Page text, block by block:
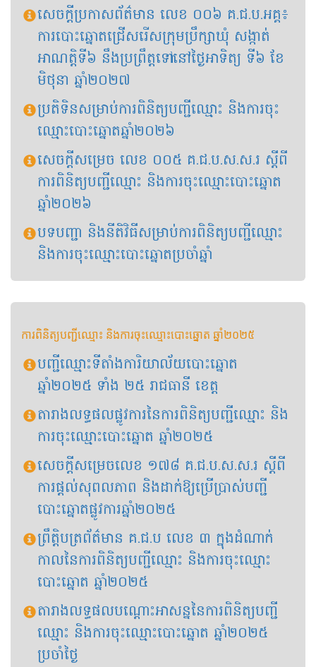
សេចក្តីប្រកាសព័ត៌មាន​ លេខ​ ០០៦​ គ.ជ.ប.អគ្គ៖
ការបោះឆ្នោតជ្រើសរើសក្រុមប្រឹក្សាឃុំ សង្កាត់
អាណត្តិទី៦ នឹងប្រព្រឹត្តទៅនៅថ្ងៃអាទិត្យ ទី៦ ខែ
មិថុនា ឆ្នាំ២០២៧
ប្រតិទិនសម្រាប់ការពិនិត្យបញ្ជីឈ្មោះ និងការចុះ
ឈ្មោះបោះឆ្នោតឆ្នាំ២០២៦
សេចក្តីសម្រេច លេខ​ ០០៥​ គ.ជ.ប.ស.ស.រ​ ស្តីពី​
ការពិនិត្យបញ្ជីឈ្មោះ និងការចុះឈ្មោះបោះឆ្នោត
ឆ្នាំ២០២៦
បទបញ្ជា និងនីតិវិធីសម្រាប់ការពិនិត្យបញ្ជីឈ្មោះ
និងការចុះឈ្មោះបោះឆ្នោតប្រចាំឆ្នាំ
ការពិនិត្យបញ្ជីឈ្មោះ និងការចុះឈ្មោះបោះឆ្នោត ឆ្នាំ២០២៥
បញ្ជីឈ្មោះទីតាំងការិយាល័យបោះឆ្នោត
ឆ្នាំ២០២៥ ទាំង ២៥ រាជធានី ខេត្ត
តារាងលទ្ធផលផ្លូវការនៃការពិនិត្យបញ្ជីឈ្មោះ និង
ការចុះឈ្មោះបោះឆ្នោត ឆ្នាំ២០២៥
សេចក្តីសម្រេចលេខ​ ១៧៨ គ.ជ.ប.ស.ស.រ ស្តីពី
ការផ្តល់សុពលភាព និងដាក់ឱ្យប្រើប្រាស់បញ្ជី
បោះឆ្នោតផ្លូវការឆ្នាំ២០២៥
ព្រឹត្តិបត្រព័ត៌មាន គ.ជ​.ប លេខ ៣​ ក្នុងដំណាក់
កាល​នៃការពិនិត្យបញ្ជីឈ្មោះ និងការចុះឈ្មោះ
បោះឆ្នោត ឆ្នាំ២០២៥
តារាងលទ្ធផលបណ្ដោះអាសន្ននៃការពិនិត្យបញ្ជី
ឈ្មោះ និងការចុះឈ្មោះបោះឆ្នោត ឆ្នាំ២០២៥
ប្រចាំថ្ងៃ